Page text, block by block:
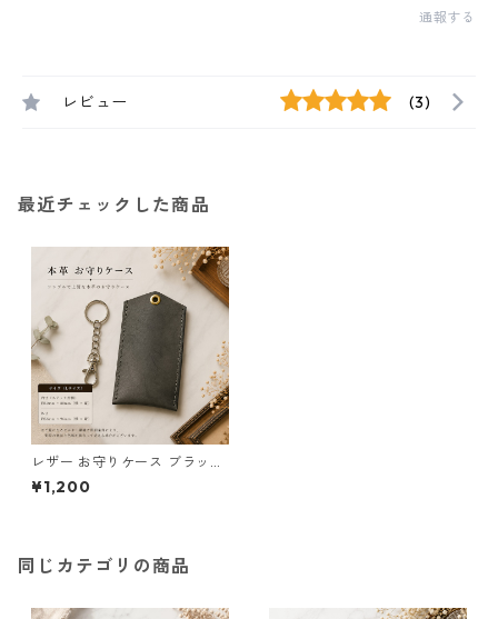
通報する
レビュー (3)
最近チェックした商品
レザー お守りケース ブラック
サイズL l128 ハンドメイド 経
年変化 ギフト
¥1,200
同じカテゴリの商品